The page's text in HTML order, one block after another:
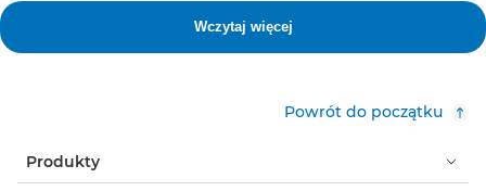
Powrót do początku
Produkty